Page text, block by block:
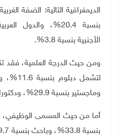
الأجنبية بنسبة 3.8%.
ومن حيث الدرجة العلمية، فقد
وماجستير بنسبة 29.9%، ودكتوراة فأعلى بنسبة 30.6%.
أما من حيث المسمى الوظيفي،